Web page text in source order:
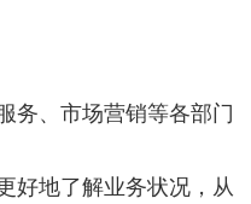
务、市场营销等各部门
好地了解业务状况，从